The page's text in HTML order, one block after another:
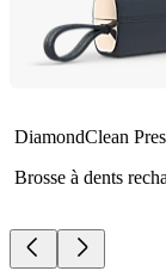
DiamondClean
Brosse à dents